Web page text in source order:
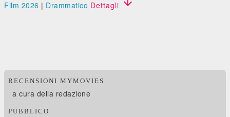
Film 2026 | Drammatico Dettagli
RECENSIONI MYMOVIES
a cura della redazione
PUBBLICO